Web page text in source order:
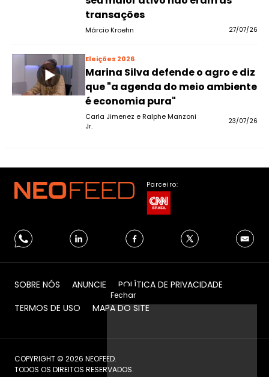
transações
Márcio Kroehn 27/07/26
Eleições 2026
Marina Silva defende o agro e diz
que "a agenda do meio ambiente
é economia pura"
Carla Jimenez e Ralphe Manzoni
Jr.
23/07/26
Fechar
Parceiro:
SOBRE NÓS ANUNCIE
POLÍTICA DE PRIVACIDADE
TERMOS DE USO
MAPA DO SITE
COPYRIGHT © 2026 NEOFEED.
TODOS OS DIREITOS RESERVADOS.